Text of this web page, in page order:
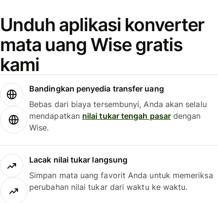
Unduh aplikasi konverter
mata uang Wise gratis
kami
Bandingkan penyedia transfer uang
Bebas dari biaya tersembunyi, Anda akan selalu
mendapatkan nilai tukar tengah pasardengan
Wise.
Lacak nilai tukar langsung
Simpan mata uang favorit Anda untuk memeriksa
perubahan nilai tukar dari waktu ke waktu.